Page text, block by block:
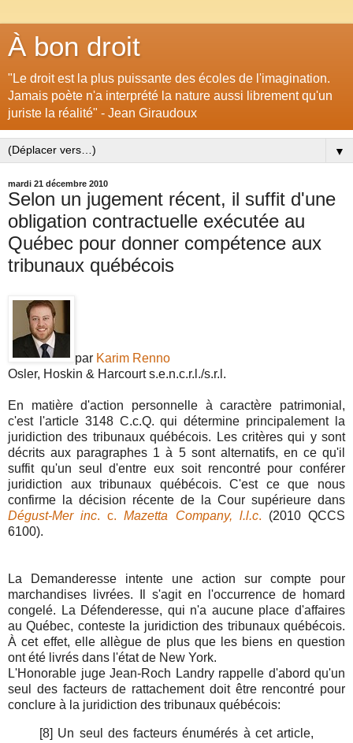
À bon droit
"Le droit est la plus puissante des écoles de l'imagination.
Jamais poète n'a interprété la nature aussi librement qu'un
juriste la réalité" - Jean Giraudoux
▼
mardi 21 décembre 2010
Selon un jugement récent, il suffit d'une
obligation contractuelle exécutée au
Québec pour donner compétence aux
tribunaux québécois
par Karim Renno
Osler, Hoskin & Harcourt s.e.n.c.r.l./s.r.l.
En matière d'action personnelle à caractère patrimonial,
c'est l'article 3148 C.c.Q. qui détermine principalement la
juridiction des tribunaux québécois. Les critères qui y sont
décrits aux paragraphes 1 à 5 sont alternatifs, en ce qu'il
suffit qu'un seul d'entre eux soit rencontré pour conférer
juridiction aux tribunaux québécois. C'est ce que nous
confirme la décision récente de la Cour supérieure dans
Dégust-Mer inc. c.Mazetta Company, l.l.c. (2010 QCCS
6100).
La Demanderesse intente une action sur compte pour
marchandises livrées. Il s'agit en l'occurrence de homard
congelé. La Défenderesse, qui n'a aucune place d'affaires
au Québec, conteste la juridiction des tribunaux québécois.
À cet effet, elle allègue de plus que les biens en question
ont été livrés dans l'état de New York.
L'Honorable juge Jean-Roch Landry rappelle d'abord qu'un
seul des facteurs de rattachement doit être rencontré pour
conclure à la juridiction des tribunaux québécois:
[8] Un seul des facteurs énumérés à cet article,